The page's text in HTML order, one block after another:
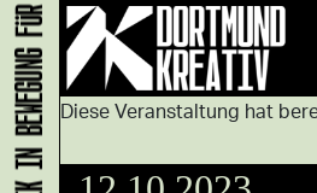
Diese Veranstaltung hat